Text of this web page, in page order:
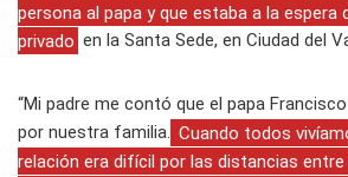
persona al papa y que estaba a la espera
privado en la Santa Sede, en Ciudad del
“Mi padre me contó que el papa
por nuestra familia. Cuando todos
relación era difícil por las distancias